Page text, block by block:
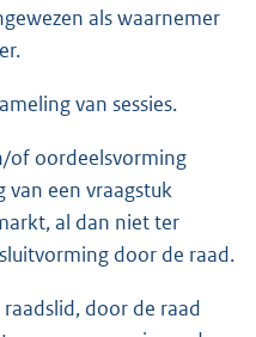
als waarnemer
van sessies.
of oordeelsvorming
van een vraagstuk
al dan niet ter
door de raad.
door de raad